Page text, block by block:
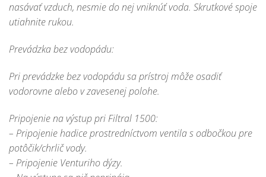
nasávať vzduch, nesmie do nej vniknúť voda. Skrutkové spoje
utiahnite rukou.
Prevádzka bez vodopádu:
Pri prevádzke bez vodopádu sa prístroj môže osadiť
vodorovne alebo v zavesenej polohe.
Pripojenie na výstup pri Filtral 1500:
– Pripojenie hadice prostredníctvom ventila s odbočkou pre
potôčik/chrlič vody.
– Pripojenie Venturiho dýzy.